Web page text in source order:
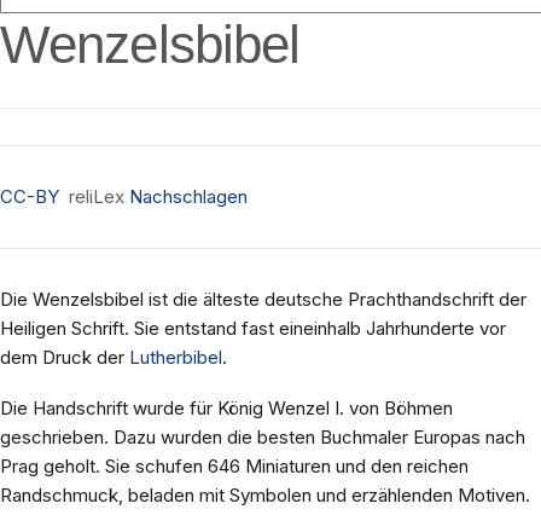
Wenzelsbibel
CC-BY reliLex Nachschlagen
Die Wenzelsbibel ist die älteste deutsche Prachthandschrift der
Heiligen Schrift. Sie entstand fast eineinhalb Jahrhunderte vor
dem Druck der Lutherbibel.
Die Handschrift wurde für König Wenzel I. von Böhmen
geschrieben. Dazu wurden die besten Buchmaler Europas nach
Prag geholt. Sie schufen 646 Miniaturen und den reichen
Randschmuck, beladen mit Symbolen und erzählenden Motiven.